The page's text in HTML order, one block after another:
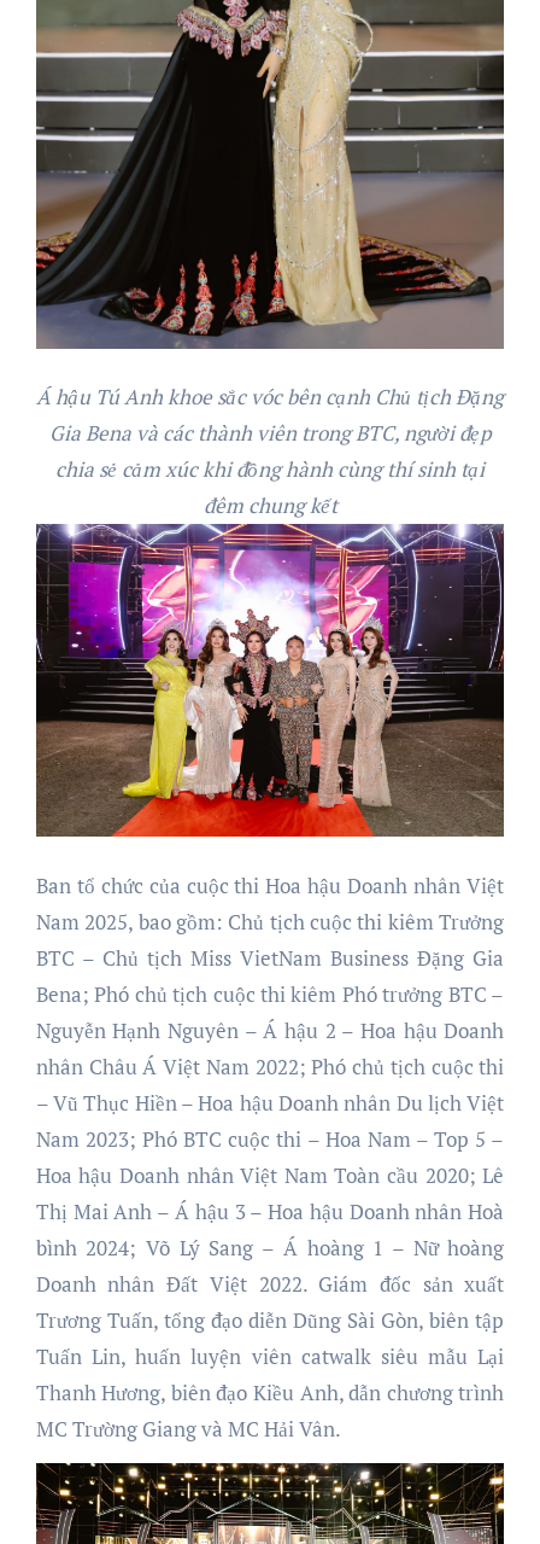
Á hậu Tú Anh khoe sắc vóc bên cạnh Chủ tịch Đặng
Gia Bena và các thành viên trong BTC, người đẹp
chia sẻ cảm xúc khi đồng hành cùng thí sinh tại
đêm chung kết
Ban tổ chức của cuộc thi Hoa hậu Doanh nhân Việt
Nam 2025, bao gồm: Chủ tịch cuộc thi kiêm Trưởng
BTC – Chủ tịch Miss VietNam Business Đặng Gia
Bena; Phó chủ tịch cuộc thi kiêm Phó trưởng BTC –
Nguyễn Hạnh Nguyên – Á hậu 2 – Hoa hậu Doanh
nhân Châu Á Việt Nam 2022; Phó chủ tịch cuộc thi
– Vũ Thục Hiền – Hoa hậu Doanh nhân Du lịch Việt
Nam 2023; Phó BTC cuộc thi – Hoa Nam – Top 5 –
Hoa hậu Doanh nhân Việt Nam Toàn cầu 2020; Lê
Thị Mai Anh – Á hậu 3 – Hoa hậu Doanh nhân Hoà
bình 2024; Võ Lý Sang – Á hoàng 1 – Nữ hoàng
Doanh nhân Đất Việt 2022. Giám đốc sản xuất
Trương Tuấn, tổng đạo diễn Dũng Sài Gòn, biên tập
Tuấn Lin, huấn luyện viên catwalk siêu mẫu Lại
Thanh Hương, biên đạo Kiều Anh, dẫn chương trình
MC Trường Giang và MC Hải Vân.